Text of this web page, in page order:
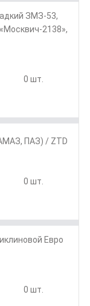
ЗМЗ-53,
2138»,
0 шт.
ПАЗ) / ZTD
0 шт.
Евро
0 шт.